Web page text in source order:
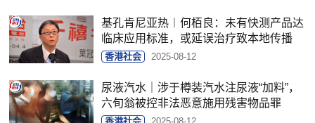
基孔肯尼亚热︱何栢良：未有快测产品达
临床应用标准，或延误治疗致本地传播
香港社会 2025-08-12
尿液汽水｜涉于樽装汽水注尿液“加料”，
六旬翁被控非法恶意施用残害物品罪